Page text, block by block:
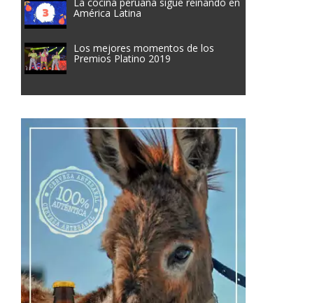
América Latina
Los mejores momentos de los
Premios Platino 2019